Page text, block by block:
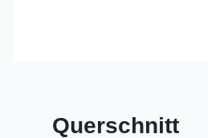
Querschnitt